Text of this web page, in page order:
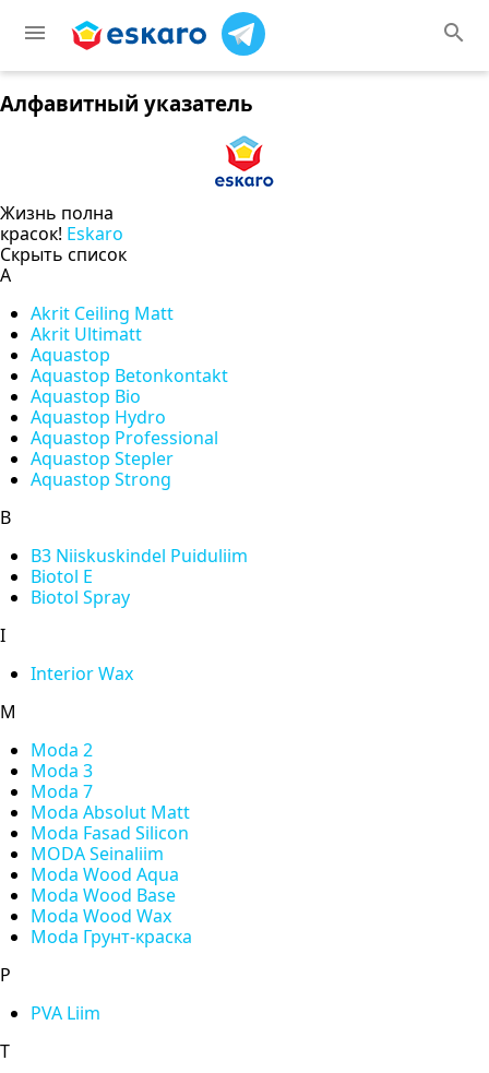
Алфавитный указатель
Жизнь полна
красок! Eskaro
Скрыть список
A
Akrit Ceiling Matt
Akrit Ultimatt
Aquastop
Aquastop Betonkontakt
Aquastop Bio
Aquastop Hydro
Aquastop Professional
Aquastop Stepler
Aquastop Strong
B
B3 Niiskuskindel Puiduliim
Biotol E
Biotol Spray
I
Interior Wax
M
Moda 2
Moda 3
Moda 7
Moda Absolut Matt
Moda Fasad Silicon
MODA Seinaliim
Moda Wood Aqua
Moda Wood Base
Moda Wood Wax
Moda Грунт-краска
P
PVA Liim
T
menu search